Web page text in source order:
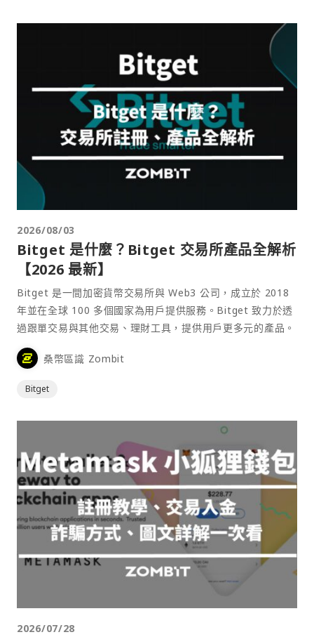
2026/08/03
Bitget 是什麼？Bitget 交易所產品全解析
【2026 最新】
Bitget 是一間加密貨幣交易所與 Web3 公司，成立於 2018
年並在全球 100 多個國家為用戶提供服務。Bitget 致力於透
過跟單交易與其他交易、理財工具，提供用戶更多元的產品。
桑幣區識 Zombit
Bitget
2026/07/28